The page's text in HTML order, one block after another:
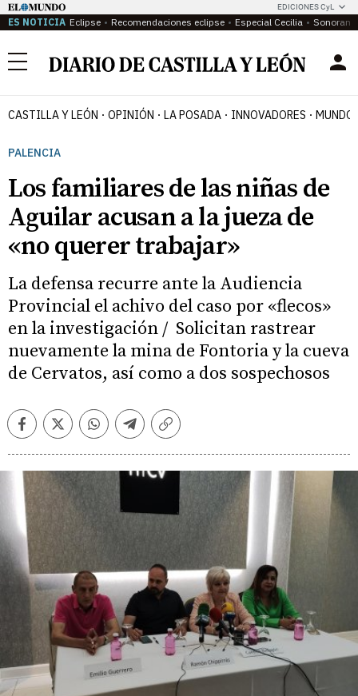
EDICIONES CyL
ES NOTICIA Eclipse Recomendaciones eclipse Especial Cecilia
Menú
CASTILLA Y LEÓN OPINIÓN LA POSADA INNOVADORES MUNDO
PALENCIA
Los familiares de las niñas de
Aguilar acusan a la jueza de
«no querer trabajar»
La defensa recurre ante la Audiencia
Provincial el achivo del caso por «flecos»
en la investigación / Solicitan rastrear
nuevamente la mina de Fontoria y la cueva
de Cervatos, así como a dos sospechosos
FacebookTwitterWhatsappTelegramCopiar